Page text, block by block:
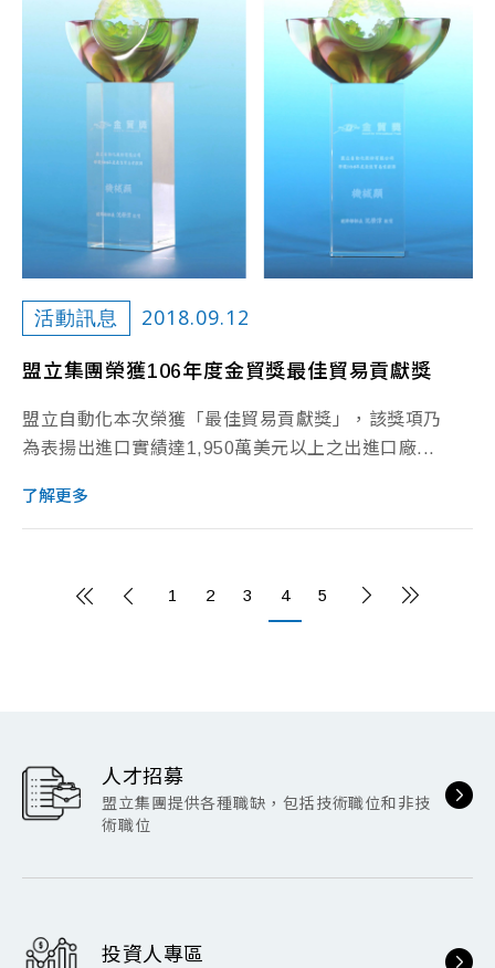
活動訊息 2018.09.12
盟立集團榮獲106年度金貿獎最佳貿易貢獻獎
盟立自動化本次榮獲「最佳貿易貢獻獎」，該獎項乃
為表揚出進口實績達1,950萬美元以上之出進口廠...
了解更多
1 2 3 4 5
人才招募
盟立集團提供各種職缺，包括技術職位和非技
術職位
投資人專區